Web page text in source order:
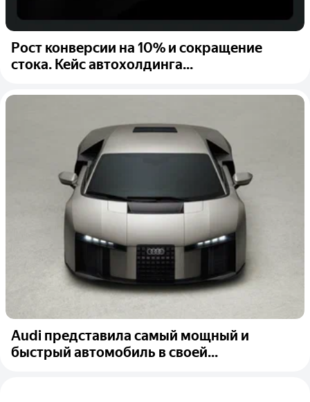
Рост конверсии на 10% и сокращение
стока. Кейс автохолдинга...
Audi представила самый мощный и
быстрый автомобиль в своей...